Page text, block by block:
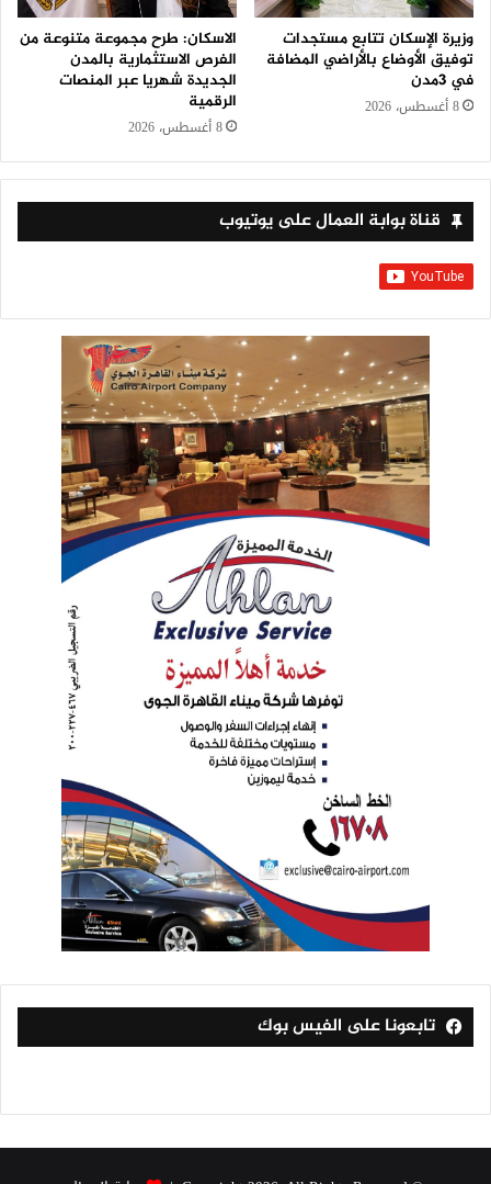
وزيرة الإسكان تتابع مستجدات
توفيق الأوضاع بالأراضي المضافة
في 3مدن
8 أغسطس، 2026
الاسكان: طرح مجموعة متنوعة من
الفرص الاستثمارية بالمدن
الجديدة شهريا عبر المنصات
الرقمية
8 أغسطس، 2026
قناة بوابة العمال على يوتيوب
تابعونا على الفيس بوك